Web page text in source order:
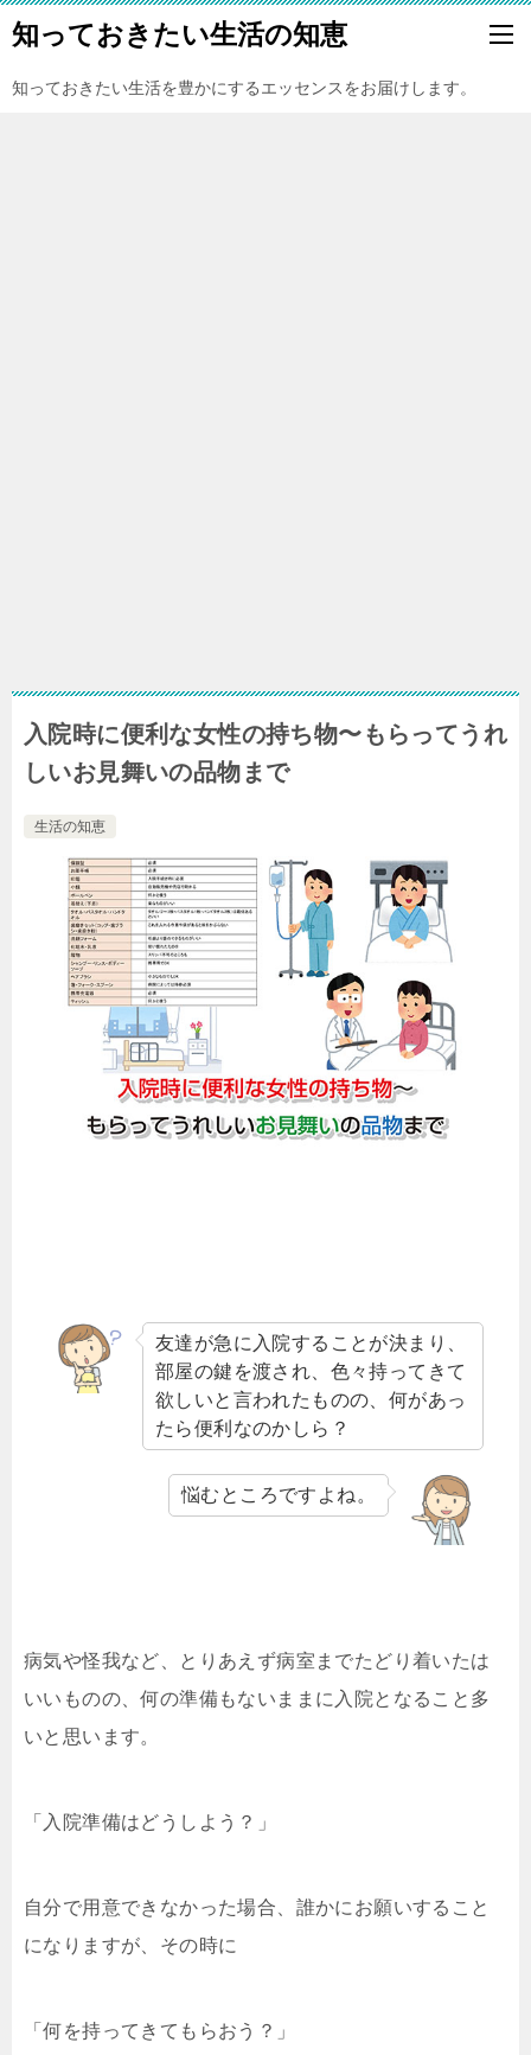
知っておきたい生活の知恵
知っておきたい生活を豊かにするエッセンスをお届けします。
入院時に便利な女性の持ち物〜もらってうれ
しいお見舞いの品物まで
生活の知恵
友達が急に入院することが決まり、
部屋の鍵を渡され、色々持ってきて
欲しいと言われたものの、何があっ
たら便利なのかしら？
悩むところですよね。
病気や怪我など、とりあえず病室までたどり着いたは
いいものの、何の準備もないままに入院となること多
いと思います。
「入院準備はどうしよう？」
自分で用意できなかった場合、誰かにお願いすること
になりますが、その時に
「何を持ってきてもらおう？」